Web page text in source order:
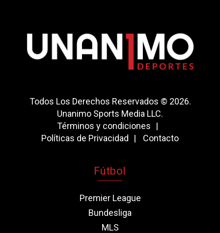
Todos Los Derechos Reservados © 2026.
Unanimo Sports Media LLC.
Términos y condiciones
Políticas de Privacidad
Contacto
Fútbol
Premier League
Bundesliga
MLS